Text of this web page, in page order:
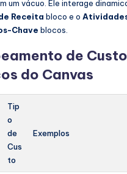
um vácuo. Ele interage
Receita bloco e o
Chave blocos.
de
do Canvas
Tip
o
de
Cus
to
Exemplos